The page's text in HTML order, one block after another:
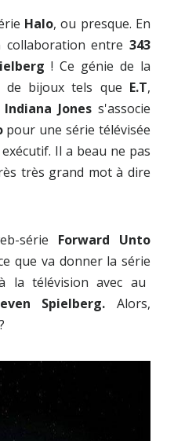
Halo, ou presque. En
entre 343
! Ce génie de la
de bijoux tels que E.T,
Indiana Jones s'associe
pour une série télévisée
Il a beau ne pas
très grand mot à dire
série Forward Unto
que va donner la série
la télévision avec au
Spielberg. Alors,